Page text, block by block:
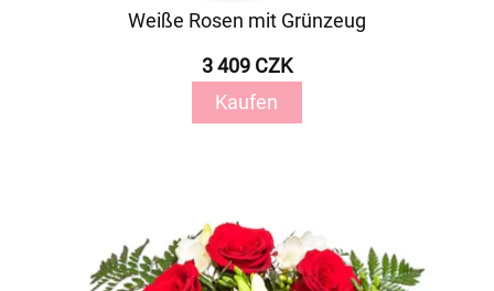
Weiße Rosen mit Grünzeug
3 409 CZK
Kaufen